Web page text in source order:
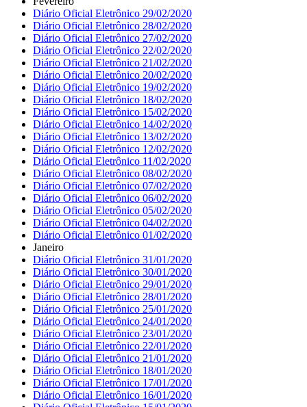
Diário Oficial Eletrônico 29/02/2020
Diário Oficial Eletrônico 28/02/2020
Diário Oficial Eletrônico 27/02/2020
Diário Oficial Eletrônico 22/02/2020
Diário Oficial Eletrônico 21/02/2020
Diário Oficial Eletrônico 20/02/2020
Diário Oficial Eletrônico 19/02/2020
Diário Oficial Eletrônico 18/02/2020
Diário Oficial Eletrônico 15/02/2020
Diário Oficial Eletrônico 14/02/2020
Diário Oficial Eletrônico 13/02/2020
Diário Oficial Eletrônico 12/02/2020
Diário Oficial Eletrônico 11/02/2020
Diário Oficial Eletrônico 08/02/2020
Diário Oficial Eletrônico 07/02/2020
Diário Oficial Eletrônico 06/02/2020
Diário Oficial Eletrônico 05/02/2020
Diário Oficial Eletrônico 04/02/2020
Diário Oficial Eletrônico 01/02/2020
Janeiro
Diário Oficial Eletrônico 31/01/2020
Diário Oficial Eletrônico 30/01/2020
Diário Oficial Eletrônico 29/01/2020
Diário Oficial Eletrônico 28/01/2020
Diário Oficial Eletrônico 25/01/2020
Diário Oficial Eletrônico 24/01/2020
Diário Oficial Eletrônico 23/01/2020
Diário Oficial Eletrônico 22/01/2020
Diário Oficial Eletrônico 21/01/2020
Diário Oficial Eletrônico 18/01/2020
Diário Oficial Eletrônico 17/01/2020
Diário Oficial Eletrônico 16/01/2020